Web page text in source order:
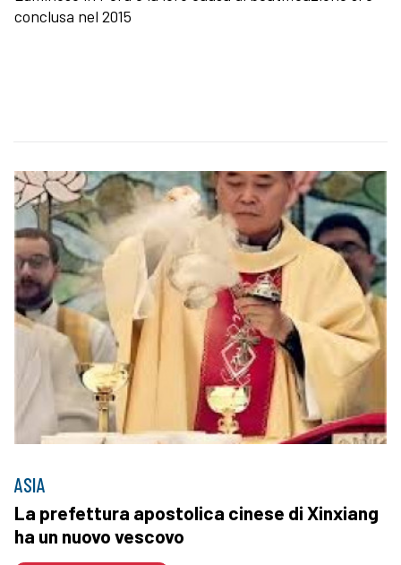
conclusa nel 2015
ASIA
La prefettura apostolica cinese di Xinxiang
ha un nuovo vescovo